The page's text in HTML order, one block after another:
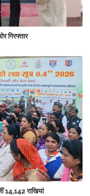
गिरफ्तार
14,142 राखियां